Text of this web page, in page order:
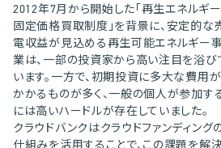
2012年7月から開始した「再生エネルギー
固定価格買取制度」を背景に、安定的な
電収益が見込める再生可能エネルギー事
業は、一部の投資家から高い注目を浴び
います。一方で、初期投資に多大な費用が
かかるものが多く、一般の個人が参加す
には高いハードルが存在していました。
クラウドバンクはクラウドファンディング